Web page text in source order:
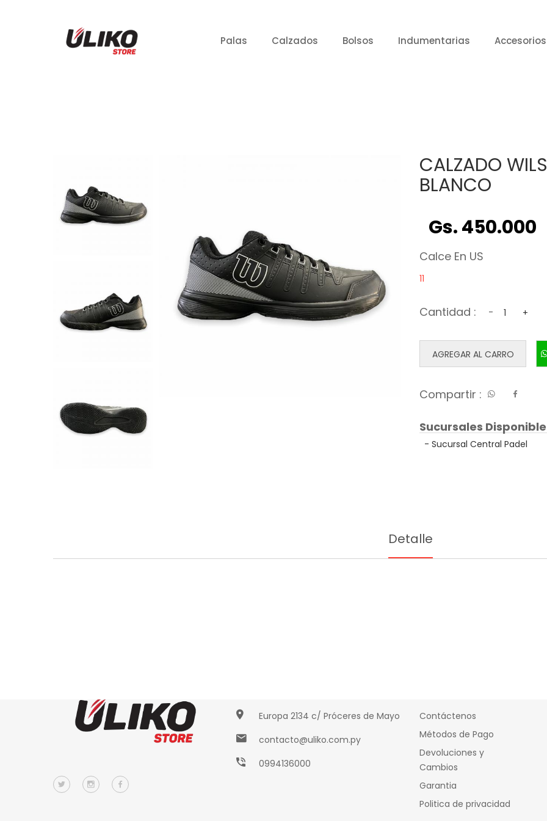
Palas Calzados Bolsos Indumentarias Accesorios
CALZADO
BLANCO
Gs. 450.000
Calce En US
11
Cantidad : - +
AGREGAR AL CARRO
Compartir :
Sucursales Disponible
- Sucursal Central Padel
Detalle
Europa 2134 c/ Próceres de Mayo
contacto@uliko.com.py
0994136000
Contáctenos
Métodos de Pago
Devoluciones y
Cambios
Garantia
Politica de privacidad